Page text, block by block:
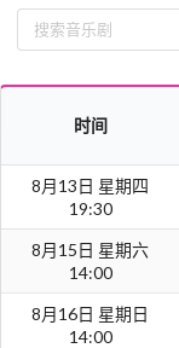
时间
8月13日 星期四
19:30
8月15日 星期六
14:00
8月16日 星期日
14:00